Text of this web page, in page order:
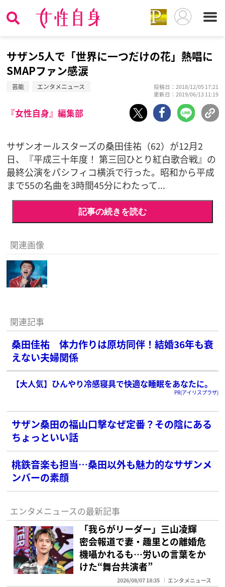
サザン5人で「世界に一つだけの花」熱唱に
SMAPファン感涙
芸能 エンタメニュース
投稿日：2018/12/05 17:21
更新日：2019/06/13 11:19
『女性自身』編集部
サザンオールスターズの桑田佳祐（62）が12月2
日、『平成三十年度！ 第三回ひとり紅白歌合戦』の
最終公演をパシフィコ横浜で行った。昭和から平成
まで55の名曲を3時間45分にわたって...
記事の続きを読む
関連画像
関連記事
桑田佳祐 体力作りは原坊同伴！結婚36年も衰
えない夫婦関係
【大人気】ひんやり冷感寝具で快適な睡眠をあなたに。
PR(アイリスプラザ)
サザン桑田の福山口撃なぜ定番？その陰にある
ちょっといい話
桃鉄音楽も担当…桑田以外も魅力的なサザンメ
ンバーの素顔
エンタメニュースの最新記事
「我らがリーダー」三山凌輝
密会報道で妻・趣里との離婚危
機囁かれるも…労いの言葉をか
けた“舞台共演者”
2026/08/07 18:35 エンタメニュース